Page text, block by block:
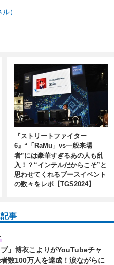
）
『ストリートファイター
6』“「RaMu」vs一般来場
者”には豪華すぎるあの人も乱
入！？“インテルだからこそ”と
思わせてくれるブースイベント
の数々をレポ【TGS2024】
事
ブ」博衣こよりがYouTubeチャ
数100万人を達成！涙ながらに